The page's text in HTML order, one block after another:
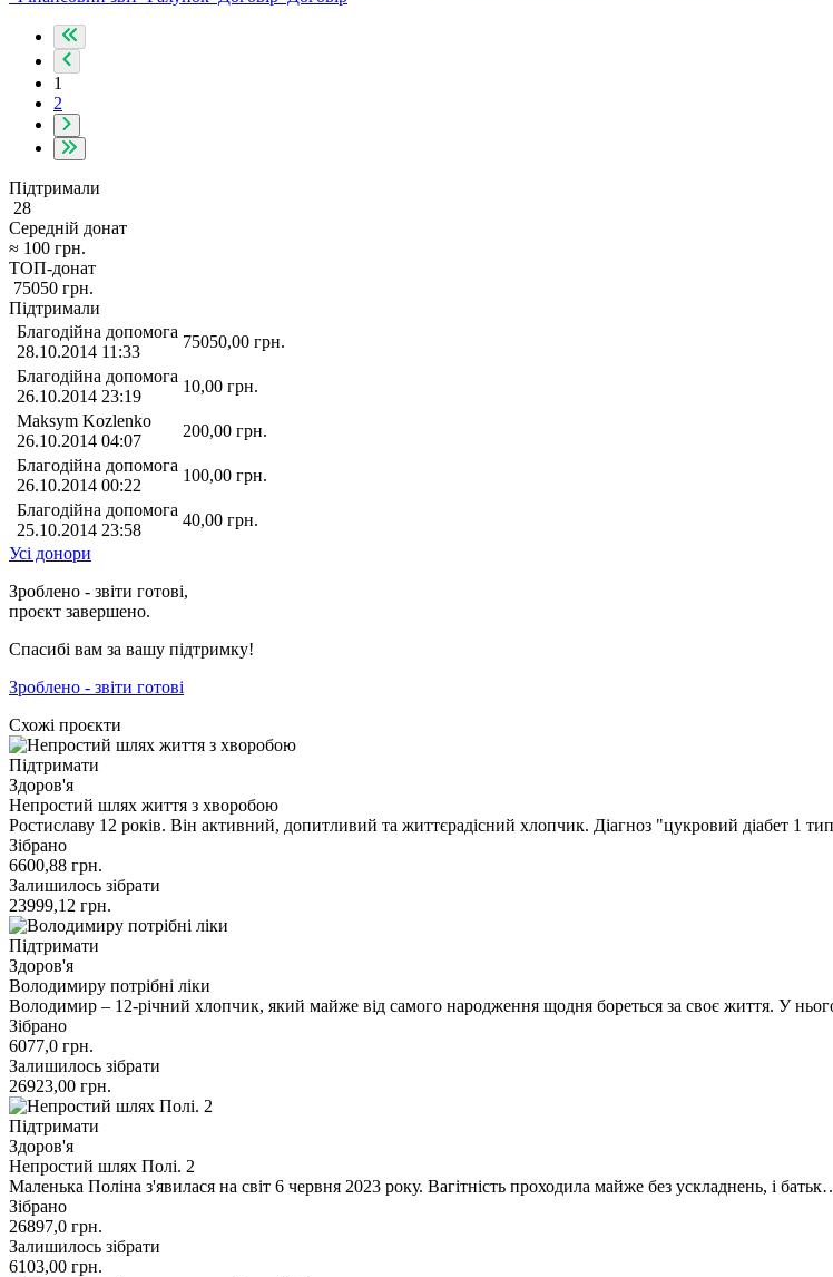
1
2
Підтримали
28
Середній донат
≈ 100 грн.
ТОП-донат
75050 грн.
Підтримали
Благодійна допомога
28.10.2014 11:33
75050,00 грн.
Благодійна допомога
26.10.2014 23:19
10,00 грн.
Maksym Kozlenko
26.10.2014 04:07
200,00 грн.
Благодійна допомога
26.10.2014 00:22
100,00 грн.
Благодійна допомога
25.10.2014 23:58
40,00 грн.
Усі донори
Зроблено - звіти готові,
проєкт завершено.
Спасибі вам за вашу підтримку!
Зроблено - звіти готові
Схожі проєкти
Підтримати
Здоров'я
Непростий шлях життя з хворобою
Ростиславу 12 років. Він активний, допитливий та життєрадісний хлопчик. Діагноз "цукровий діабет 1
Зібрано
6600,88 грн.
Залишилось зібрати
23999,12 грн.
Підтримати
Здоров'я
Володимиру потрібні ліки
Володимир – 12-річний хлопчик, який майже від самого народження щодня бореться за своє життя. У
Зібрано
6077,0 грн.
Залишилось зібрати
26923,00 грн.
Підтримати
Здоров'я
Непростий шлях Полі. 2
Маленька Поліна з'явилася на світ 6 червня 2023 року. Вагітність проходила майже без ускладнень, і
Зібрано
26897,0 грн.
Залишилось зібрати
6103,00 грн.